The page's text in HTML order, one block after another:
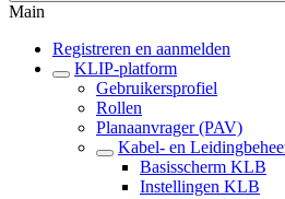
Main
Registreren en aanmelden
KLIP-platform
Gebruikersprofiel
Rollen
Planaanvrager (PAV)
Kabel- en
Basisscherm KLB
Instellingen KLB